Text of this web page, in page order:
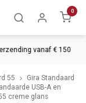
0
vanaf € 150
55
Gira Standaard
USB-A en
creme glans